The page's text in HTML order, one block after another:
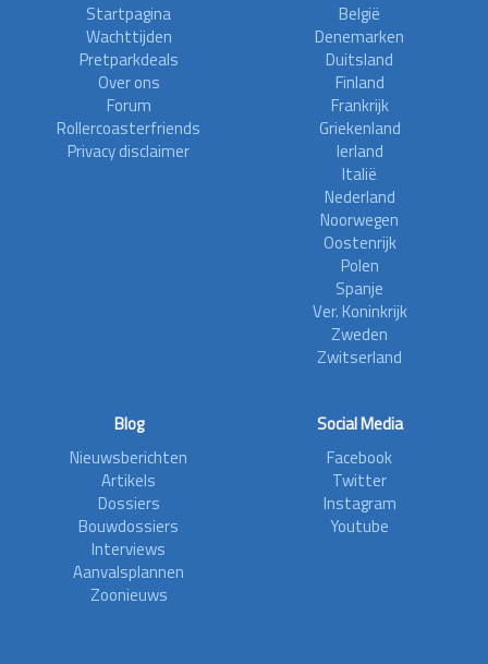
Startpagina
Wachttijden
Pretparkdeals
Over ons
Forum
Rollercoasterfriends
Privacy disclaimer
België
Denemarken
Duitsland
Finland
Frankrijk
Griekenland
Ierland
Italië
Nederland
Noorwegen
Oostenrijk
Polen
Spanje
Ver. Koninkrijk
Zweden
Zwitserland
Blog
Nieuwsberichten
Artikels
Dossiers
Bouwdossiers
Interviews
Aanvalsplannen
Zoonieuws
Social Media
Facebook
Twitter
Instagram
Youtube